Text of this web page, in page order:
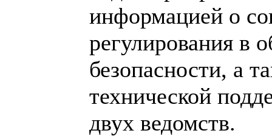
информацией о
регулирования в
безопасности, а
технической
двух ведомств.